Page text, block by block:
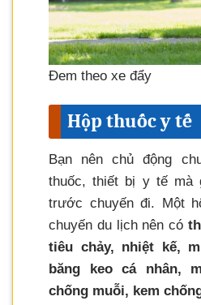
Đem theo xe đẩy
Hộp thuốc y tế
Bạn nên chủ động
thuốc, thiết bị y tế mà
trước chuyến đi. Một
chuyến du lịch nên có
tiêu chảy, nhiệt kế,
băng keo cá nhân,
chống muỗi, kem